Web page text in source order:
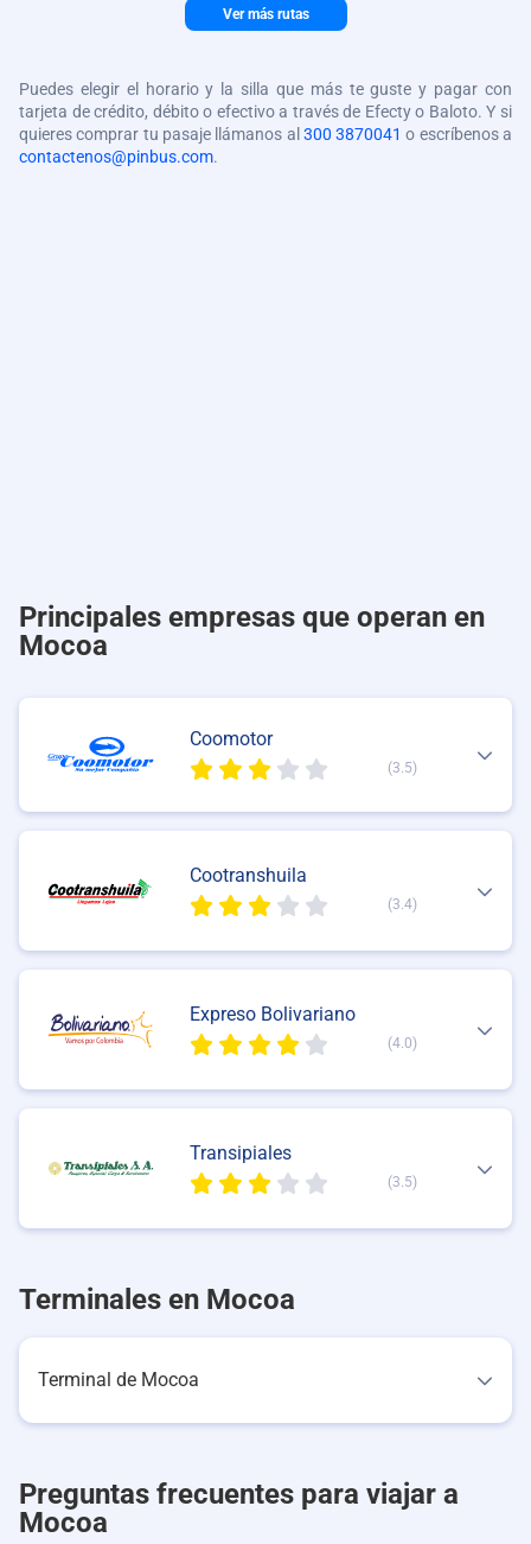
Ver más rutas
Puedes elegir el horario y la silla que más te guste y pagar con
tarjeta de crédito, débito o efectivo a través de Efecty o Baloto. Y si
quieres comprar tu pasaje llámanos al 300 3870041 o escríbenos a
contactenos@pinbus.com.
Principales empresas que operan en
Mocoa
Coomotor
(3.5)
Cootranshuila
(3.4)
Expreso Bolivariano
(4.0)
Transipiales
(3.5)
Terminales en Mocoa
Terminal de Mocoa
Preguntas frecuentes para viajar a
Mocoa